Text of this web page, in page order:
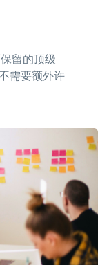
留的顶级
需要额外许